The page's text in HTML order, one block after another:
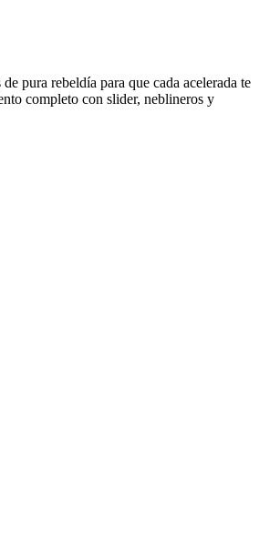
pura rebeldía para que cada acelerada te
completo con slider, neblineros y